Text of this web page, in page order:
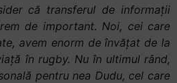
că transferul de informații
de important. Noi, cei care
avem enorm de învățat de la
în rugby. Nu în ultimul rând,
pentru nea Dudu, cel care